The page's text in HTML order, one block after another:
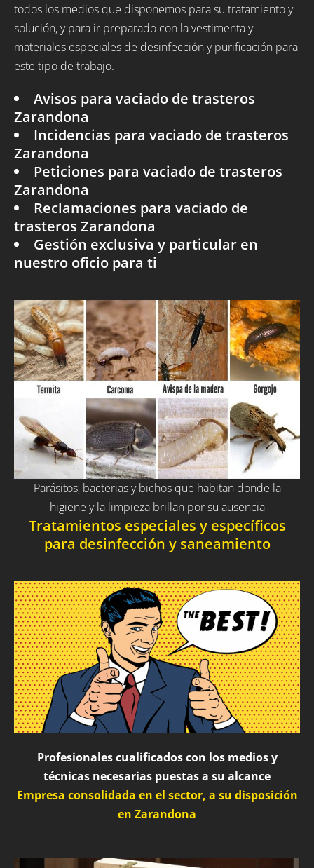
todos los medios que disponemos para su tratamiento y
solución, y para ir preparado con la vestimenta y
materiales especiales de desinfección y purificación para
este tipo de trabajo.
Avisos para vaciado de trasteros
Zarandona
Incidencias para vaciado de trasteros
Zarandona
Peticiones para vaciado de trasteros
Zarandona
Reclamaciones para vaciado de
trasteros Zarandona
Gestión exclusiva y particular en
nuestro oficio para ti
Parásitos, bacterias y bichos que habitan donde la
higiene y la limpieza brillan por su ausencia
Tratamientos especiales y específicos
para desinfección y saneamiento
Profesionales cualificados con los medios y
técnicas necesarias puestas a su alcance
Empresa consolidada en el sector, a su disposición
en Zarandona